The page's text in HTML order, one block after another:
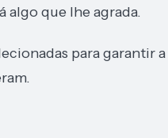
algo que lhe agrada.
para garantir